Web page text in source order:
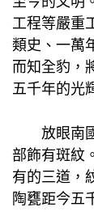
工程等嚴重
類史、一萬
而知全豹，
五千年的光
放眼南
部飾有斑紋
有的三道，
陶甕距今五